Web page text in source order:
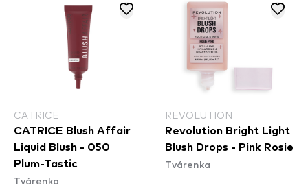
CATRICE
CATRICE Blush Affair
Liquid Blush - 050
Plum-Tastic
Tvárenka
REVOLUTION
Revolution Bright Light
Blush Drops - Pink Rosie
Tvárenka